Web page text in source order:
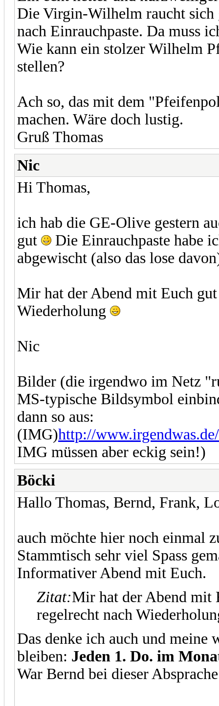
Die Virgin-Wilhelm raucht sich
nach Einrauchpaste. Da muss
Wie kann ein stolzer Wilhelm
stellen?
Ach so, das mit dem
machen. Wäre doch lustig.
Gruß Thomas
Nic
Hi Thomas,
ich hab die GE-Olive gestern
gut
Die Einrauchpaste habe
abgewischt (also das lose
Mir hat der Abend mit Euch
Wiederholung
Nic
Bilder (die irgendwo im Netz
MS-typische Bildsymbol
dann so aus:
(IMG)http://
IMG müssen aber eckig sein!)
Böcki
Hallo Thomas, Bernd, Frank,
auch möchte hier noch einmal
Stammtisch sehr viel Spass
Informativer Abend mit Euch.
Zitat:Mir hat der Abend mit
regelrecht nach
Das denke ich auch und meine
bleiben: Jeden 1. Do. im
War Bernd bei dieser